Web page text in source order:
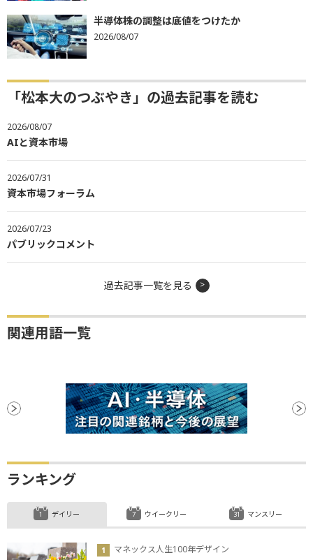
半導体株の調整は底値をつけたか
2026/08/07
「松本大のつぶやき」の過去記事を読む
2026/08/07
AIと資本市場
2026/07/31
資本市場フォーラム
2026/07/23
パブリックコメント
過去記事一覧を見る
関連用語一覧
ランキング
デイリー
マネックス人生100年デザイン
ウイークリー マンスリー